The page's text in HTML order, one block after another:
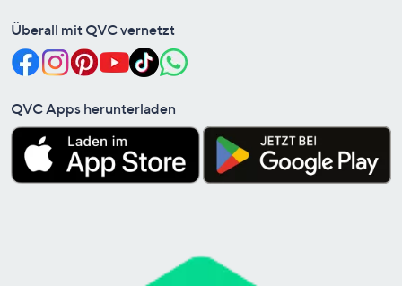
Überall mit QVC vernetzt
QVC Apps herunterladen